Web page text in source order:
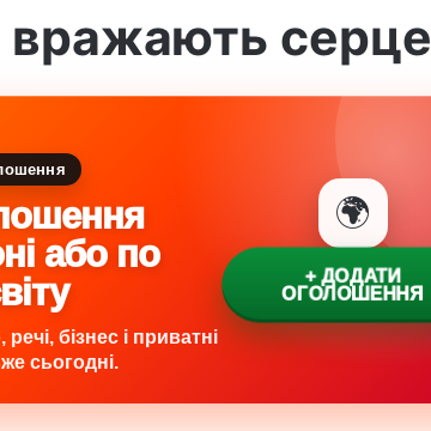
вражають серце
або по
бізнес і приватні
сьогодні.
🌍
+ ДОДАТИ
ОГОЛОШЕННЯ